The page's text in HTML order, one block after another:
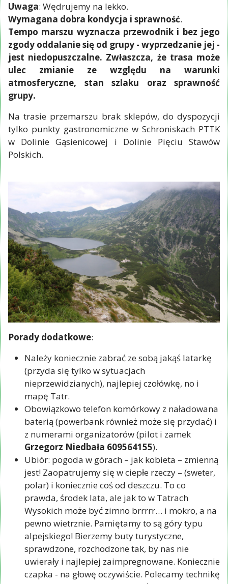
Uwaga: Wędrujemy na lekko.
Wymagana dobra kondycja i sprawność.
Tempo marszu wyznacza przewodnik i bez jego
zgody oddalanie się od grupy - wyprzedzanie jej -
jest niedopuszczalne. Zwłaszcza, że trasa może
ulec zmianie ze względu na warunki
atmosferyczne, stan szlaku oraz sprawność
grupy.
Na trasie przemarszu brak sklepów, do dyspozycji
tylko punkty gastronomiczne w Schroniskach PTTK
w Dolinie Gąsienicowej i Dolinie Pięciu Stawów
Polskich.
Porady dodatkowe:
Należy koniecznie zabrać ze sobą jakąś latarkę
(przyda się tylko w sytuacjach
nieprzewidzianych), najlepiej czołówkę, no i
mapę Tatr.
Obowiązkowo telefon komórkowy z naładowana
baterią (powerbank również może się przydać) i
z numerami organizatorów (pilot i zamek
Grzegorz Niedbała 609564155).
Ubiór: pogoda w górach – jak kobieta – zmienną
jest! Zaopatrujemy się w ciepłe rzeczy – (sweter,
polar) i koniecznie coś od deszczu. To co
prawda, środek lata, ale jak to w Tatrach
Wysokich może być zimno brrrrr… i mokro, a na
pewno wietrznie. Pamiętamy to są góry typu
alpejskiego! Bierzemy buty turystyczne,
sprawdzone, rozchodzone tak, by nas nie
uwierały i najlepiej zaimpregnowane. Koniecznie
czapka - na głowę oczywiście. Polecamy technikę